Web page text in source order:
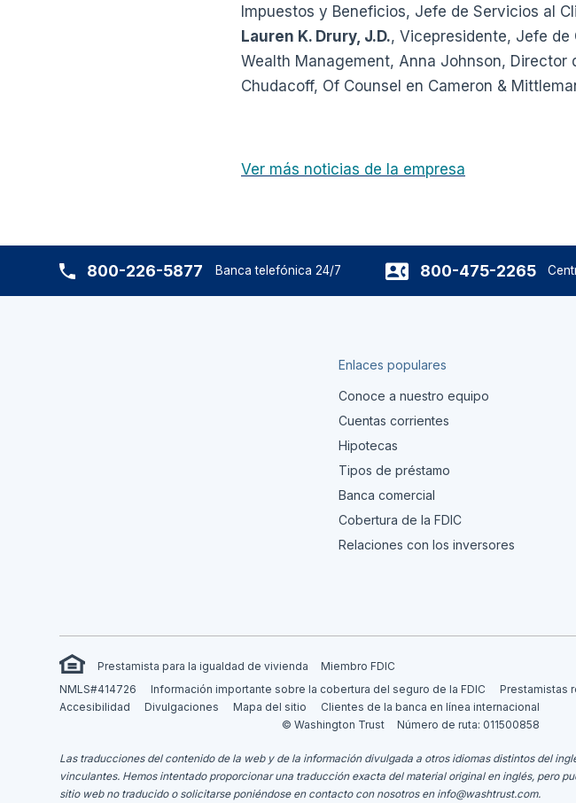
Impuestos y Beneficios, Jefe de Servicios al
Lauren K. Drury, J.D., Vicepresidente, Jefe de
Wealth Management, Anna Johnson, Director
Chudacoff, Of Counsel en Cameron &
Ver más noticias de la empresa
800-226-5877 Banca telefónica 24/7 800-475-2265
Enlaces populares
Conoce a nuestro equipo
Cuentas corrientes
Hipotecas
Tipos de préstamo
Banca comercial
Cobertura de la FDIC
Relaciones con los inversores
Prestamista para la igualdad de vivienda
Miembro FDIC
NMLS#414726
Información importante sobre la cobertura del seguro de la FDIC
Prestamistas
Accesibilidad
Divulgaciones Mapa del sitio
Clientes de la banca en línea internacional
© Washington Trust
Número de ruta: 011500858
Las traducciones del contenido de la web y de la información divulgada a otros idiomas distintos del
vinculantes. Hemos intentado proporcionar una traducción exacta del material original en inglés, pero
sitio web no traducido o solicitarse poniéndose en contacto con nosotros en info@washtrust.com.